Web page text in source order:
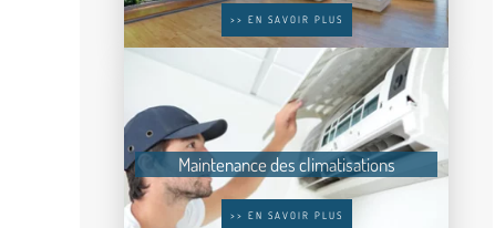
>> EN SAVOIR PLUS
Maintenance des climatisations
>> EN SAVOIR PLUS